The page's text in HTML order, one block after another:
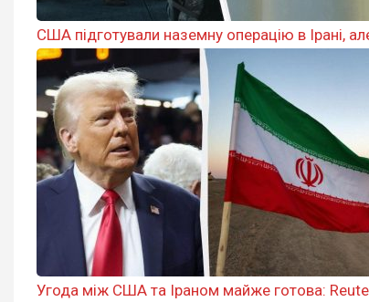
США підготували наземну операцію в Ірані,
Угода між США та Іраном майже готова: